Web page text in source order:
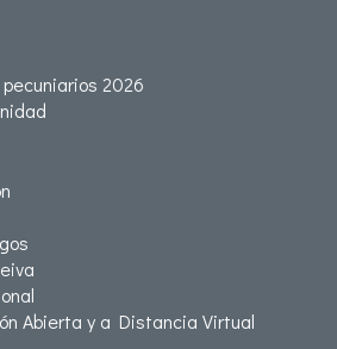
2026
Abierta y a Distancia Virtual